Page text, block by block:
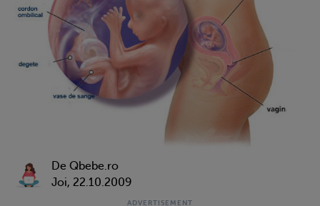
De Qbebe.ro
Joi, 22.10.2009